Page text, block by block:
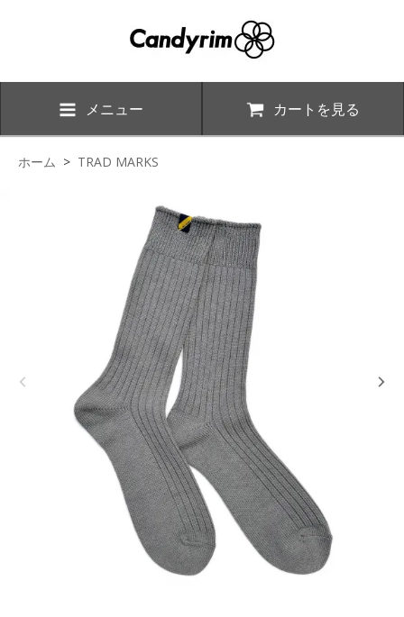
メニュー カートを見る
ホーム > TRAD MARKS